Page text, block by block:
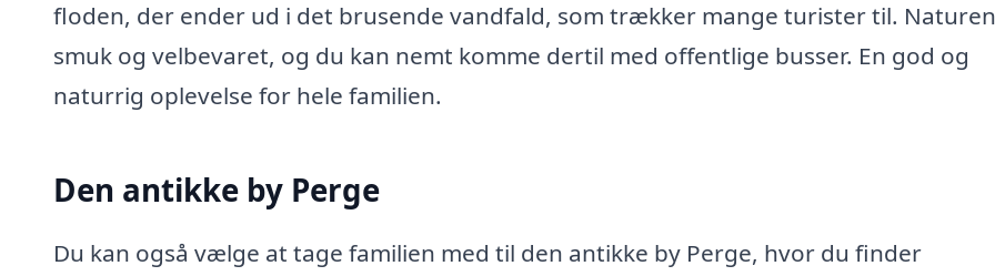
floden, der ender ud i det brusende vandfald, som trækker mange turister til.
smuk og velbevaret, og du kan nemt komme dertil med offentlige busser. En god og
naturrig oplevelse for hele familien.
Den antikke by Perge
Du kan også vælge at tage familien med til den antikke by Perge, hvor du finder